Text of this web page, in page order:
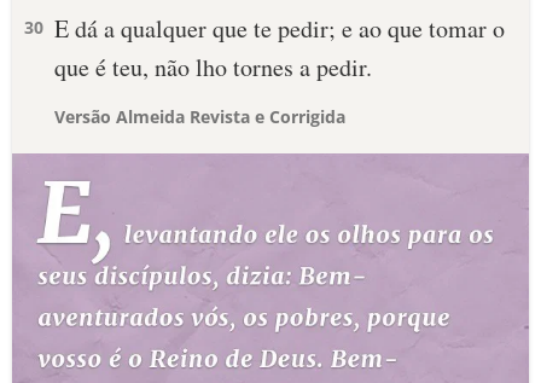
30 E dá a qualquer que te pedir; e ao que tomar o
que é teu, não lho tornes a pedir.
Versão Almeida Revista e Corrigida